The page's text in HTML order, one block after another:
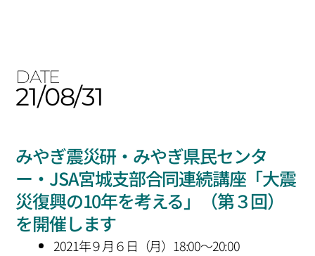
DATE
21/08/31
みやぎ震災研・みやぎ県民センタ
ー・JSA宮城支部合同連続講座「大震
災復興の10年を考える」（第３回）
を開催します
2021年９月６日（月）18:00〜20:00